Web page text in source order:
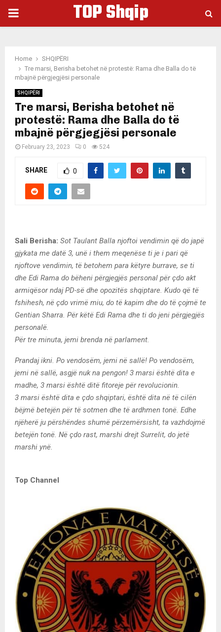
PRIMARY
TOP Shqip
Home
SHQIPËRI
Tre marsi, Berisha betohet në protestë: Rama dhe Balla do të
mbajnë përgjegjësi personale
SHQIPËRI
Tre marsi, Berisha betohet në
protestë: Rama dhe Balla do të
mbajnë përgjegjësi personale
February 23, 2023 0 524
SHARE 0
Sali Berisha: Sot Taulant Balla njoftoi vendimin që do japë
gjykata me datë 3, unë i them meqenëse ti je i pari që
njoftove vendimin, të betohem para këtyre burrave, se ti
dhe Edi Rama do bëheni përgjegjës personal për çdo akt
armiqësor ndaj PD-së dhe opozitës shqiptare. Kudo që të
fshihesh, në çdo vrimë miu, do të kapim dhe do të çojmë te
Gentian Sharra. Për këtë Edi Rama dhe ti do jeni përgjegjës
personalë.
Për tre minuta, jemi brenda në parlament.
Prandaj ikni. Po vendosëm, jemi në sallë! Po vendosëm,
jemi në sallë, asgjë nuk na pengon! 3 marsi është dita e
madhe, 3 marsi është ditë fitoreje për revolucionin.
3 marsi është dita e çdo shqiptari, është dita në të cilën
bëjmë betejën për të sotmen dhe të ardhmen tonë. Edhe
njëherë ju përshëndes shumë përzemërsisht, ta vazhdojmë
betejën tonë. Në çdo rast, marshi drejt Surrelit, do jetë
marshi ynë.
Top Channel